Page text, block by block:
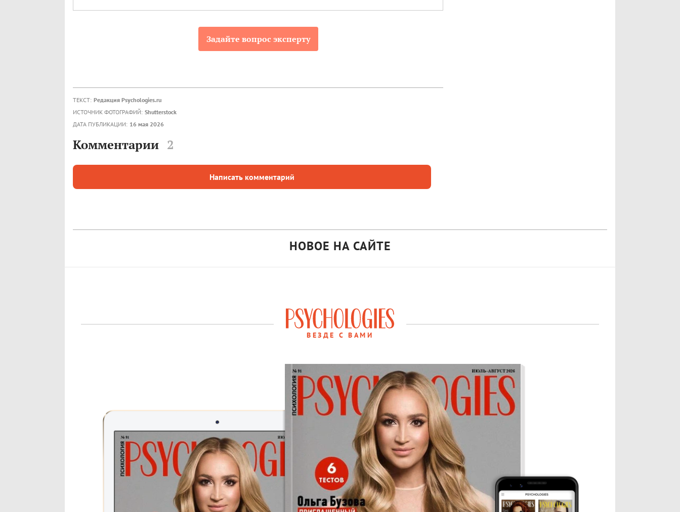
Задайте вопрос эксперту
ТЕКСТ: Редакция Psychologies.ru
ИСТОЧНИК ФОТОГРАФИЙ: Shutterstock
ДАТА ПУБЛИКАЦИИ: 16 мая 2026
Комментарии 2
Написать комментарий
НОВОЕ НА САЙТЕ
ВЕЗДЕ С ВАМИ